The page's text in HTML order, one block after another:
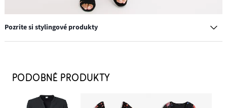
Pozrite si stylingové produkty
Sandále s blokovým podpätkom
28,99 €
PODOBNÉ PRODUKTY